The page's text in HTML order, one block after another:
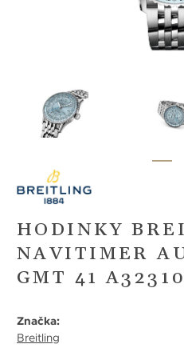
HODINKY
NAVITIMER
GMT 41
Značka:
Breitling